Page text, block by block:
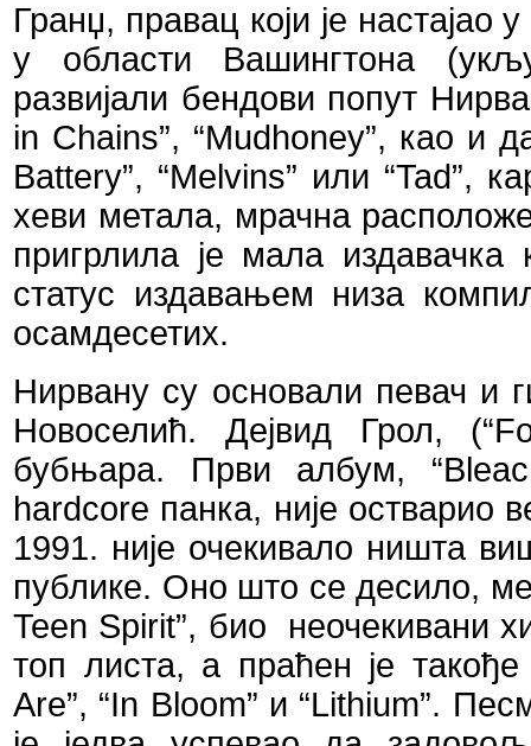
Гранџ, правац који је настајао
у области Вашингтона
развијали бендови попут
in Chains”, “Mudhoney”, као и
Battery”, “Melvins” или “Tad”,
хеви метала, мрачна
пригрлила је мала
статус издавањем низа
осамдесетих.
Нирвану су основали певач и
Новоселић. Дејвид Грол, (“
бубњара. Први албум, “
hardcore панка, није остварио
1991. није очекивало ништа
публике. Оно што се десило,
Teen Spirit”, био
неочекивани
топ листа, а праћен је
Are”, “In Bloom” и “Lithium”.